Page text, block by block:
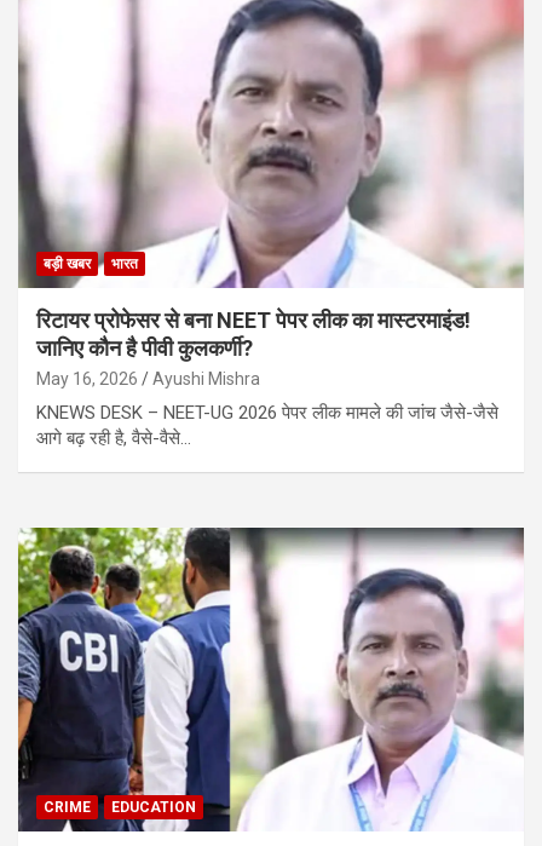
बड़ी खबर भारत
रिटायर प्रोफेसर से बना NEET पेपर लीक का मास्टरमाइंड!
जानिए कौन है पीवी कुलकर्णी?
May 16, 2026 Ayushi Mishra
KNEWS DESK – NEET-UG 2026 पेपर लीक मामले की जांच जैसे-जैसे
आगे बढ़ रही है, वैसे-वैसे…
CRIME EDUCATION